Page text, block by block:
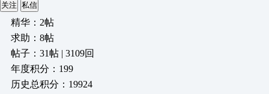
关注 私信
精华：2帖
求助：8帖
帖子：31帖 | 3109回
年度积分：199
历史总积分：19924